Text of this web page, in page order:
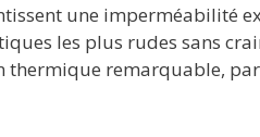
une imperméabilité
les plus rudes sans
thermique remarquable,